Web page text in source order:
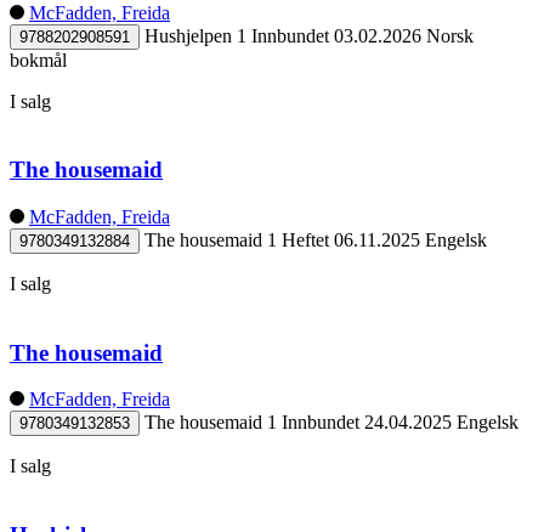
McFadden, Freida
9788202908591 Hushjelpen 1 Innbundet 03.02.2026 Norsk
bokmål
I salg
The housemaid
McFadden, Freida
9780349132884 The housemaid 1 Heftet 06.11.2025 Engelsk
I salg
The housemaid
McFadden, Freida
9780349132853 The housemaid 1 Innbundet 24.04.2025 Engelsk
I salg